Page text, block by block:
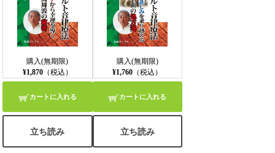
購入(無期限)
¥1,870（税込）
カートに入れる
立ち読み
購入(無期限)
¥1,760 （税込）
カートに入れる
立ち読み